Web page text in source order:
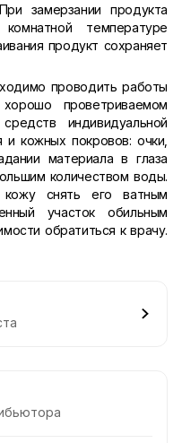
замерзании продукта
температуре
продукт сохраняет
проводить работы
проветриваемом
индивидуальной
кожных покровов: очки,
материала в глаза
количеством воды.
снять его ватным
участок обильным
обратиться к врачу.